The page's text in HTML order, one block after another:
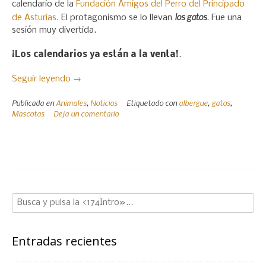
calendario de la Fundación Amigos del Perro del Principado
de Asturias. El protagonismo se lo llevan los gatos. Fue una
sesión muy divertida.
¡Los calendarios ya están a la venta!.
Seguir leyendo «Calendario
la
Fundación
→
Publicada en Animales, Noticias Etiquetado con albergue, gatos,
Mascotas
Deja un comentario
Entradas recientes